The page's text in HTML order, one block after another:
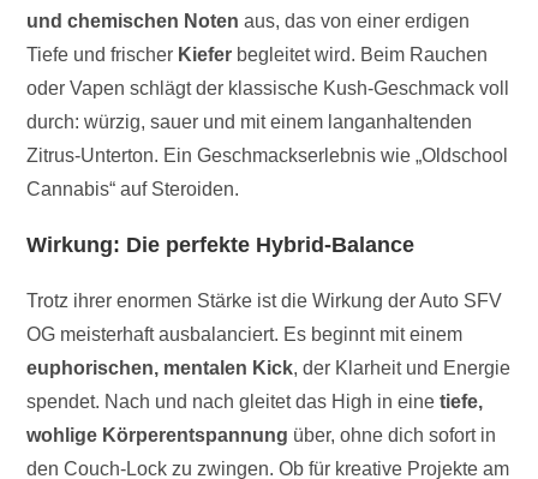
und chemischen Noten aus, das von einer erdigen
Tiefe und frischer Kiefer begleitet wird. Beim Rauchen
oder Vapen schlägt der klassische Kush-Geschmack voll
durch: würzig, sauer und mit einem langanhaltenden
Zitrus-Unterton. Ein Geschmackserlebnis wie „Oldschool
Cannabis“ auf Steroiden.
Wirkung: Die perfekte Hybrid-Balance
Trotz ihrer enormen Stärke ist die Wirkung der Auto SFV
OG meisterhaft ausbalanciert. Es beginnt mit einem
euphorischen, mentalen Kick, der Klarheit und Energie
spendet. Nach und nach gleitet das High in einetiefe,
wohlige Körperentspannung über, ohne dich sofort in
den Couch-Lock zu zwingen. Ob für kreative Projekte am